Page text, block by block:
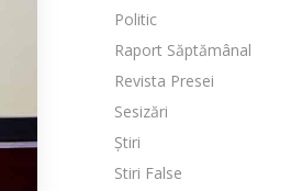
Politic
Raport Săptămânal
Revista Presei
Sesizări
Știri
Stiri False